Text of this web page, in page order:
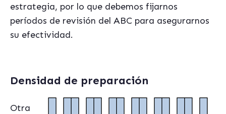
estrategia, por lo que debemos fijarnos
períodos de revisión del ABC para asegurarnos
su efectividad.
Densidad de preparación
Otra